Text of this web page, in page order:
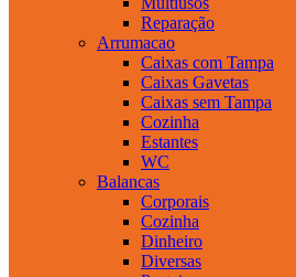
Reparação
Arrumacao
Caixas com Tampa
Caixas Gavetas
Caixas sem Tampa
Cozinha
Estantes
WC
Balancas
Corporais
Cozinha
Dinheiro
Diversas